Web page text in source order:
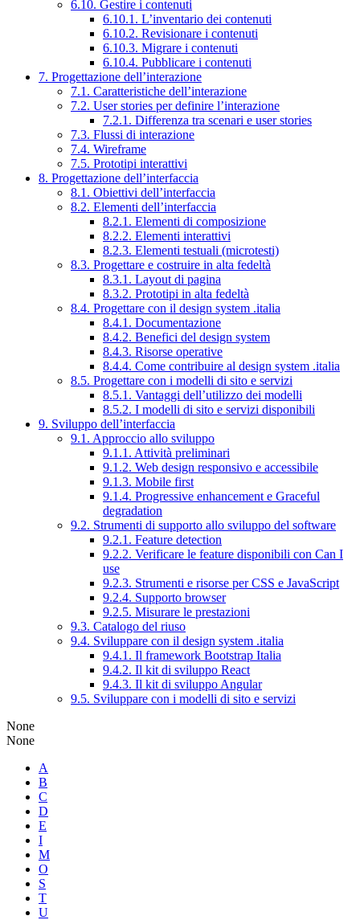
6.10. Gestire i contenuti
6.10.1. L’inventario dei contenuti
6.10.2. Revisionare i contenuti
6.10.3. Migrare i contenuti
6.10.4. Pubblicare i contenuti
7. Progettazione dell’interazione
7.1. Caratteristiche dell’interazione
7.2. User stories per definire l’interazione
7.2.1. Differenza tra scenari e user stories
7.3. Flussi di interazione
7.4. Wireframe
7.5. Prototipi interattivi
8. Progettazione dell’interfaccia
8.1. Obiettivi dell’interfaccia
8.2. Elementi dell’interfaccia
8.2.1. Elementi di composizione
8.2.2. Elementi interattivi
8.2.3. Elementi testuali (microtesti)
8.3. Progettare e costruire in alta fedeltà
8.3.1. Layout di pagina
8.3.2. Prototipi in alta fedeltà
8.4. Progettare con il design system .italia
8.4.1. Documentazione
8.4.2. Benefici del design system
8.4.3. Risorse operative
8.4.4. Come contribuire al design system .italia
8.5. Progettare con i modelli di sito e servizi
8.5.1. Vantaggi dell’utilizzo dei modelli
8.5.2. I modelli di sito e servizi disponibili
9. Sviluppo dell’interfaccia
9.1. Approccio allo sviluppo
9.1.1. Attività preliminari
9.1.2. Web design responsivo e accessibile
9.1.3. Mobile first
9.1.4. Progressive enhancement e Graceful
degradation
9.2. Strumenti di supporto allo sviluppo del software
9.2.1. Feature detection
9.2.2. Verificare le feature disponibili con Can I
use
9.2.3. Strumenti e risorse per CSS e JavaScript
9.2.4. Supporto browser
9.2.5. Misurare le prestazioni
9.3. Catalogo del riuso
9.4. Sviluppare con il design system .italia
9.4.1. Il framework Bootstrap Italia
9.4.2. Il kit di sviluppo React
9.4.3. Il kit di sviluppo Angular
9.5. Sviluppare con i modelli di sito e servizi
None
None
A
B
C
D
E
I
M
O
S
T
U